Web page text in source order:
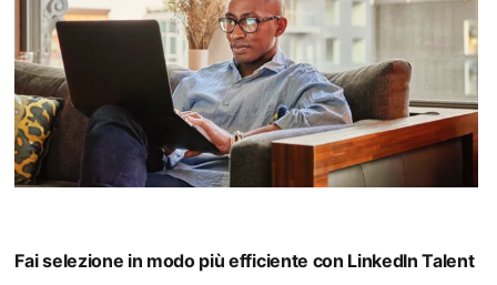
Fai selezione in modo più efficiente con LinkedIn Talent